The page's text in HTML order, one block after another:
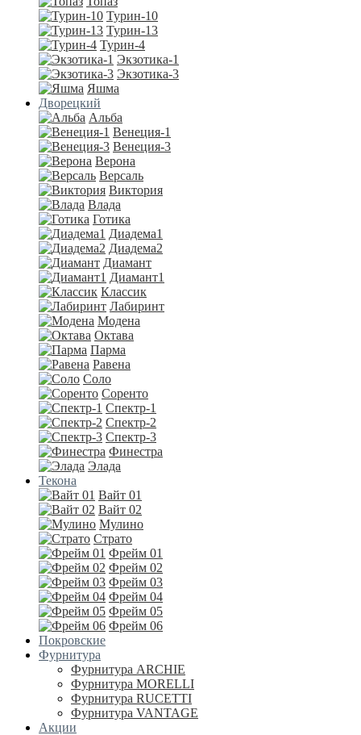
Турин-10
Турин-13
Турин-4
Экзотика-1
Экзотика-3
Яшма
Дворецкий
Альба
Венеция-1
Венеция-3
Верона
Версаль
Виктория
Влада
Готика
Диадема1
Диадема2
Диамант
Диамант1
Классик
Лабиринт
Модена
Октава
Парма
Равена
Соло
Соренто
Спектр-1
Спектр-2
Спектр-3
Финестра
Элада
Текона
Вайт 01
Вайт 02
Мулино
Страто
Фрейм 01
Фрейм 02
Фрейм 03
Фрейм 04
Фрейм 05
Фрейм 06
Покровские
Фурнитура
Фурнитура ARCHIE
Фурнитура MORELLI
Фурнитура RUCETTI
Фурнитура VANTAGE
Акции